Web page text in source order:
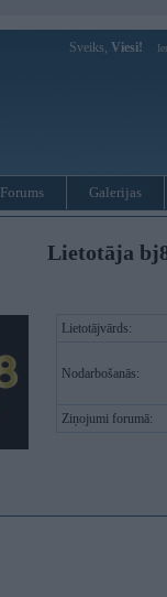
Sveiks, Viesi!
Forums Galerijas
Lietotāja
Lietotājvārds:
Nodarbošanās:
Ziņojumi forumā: